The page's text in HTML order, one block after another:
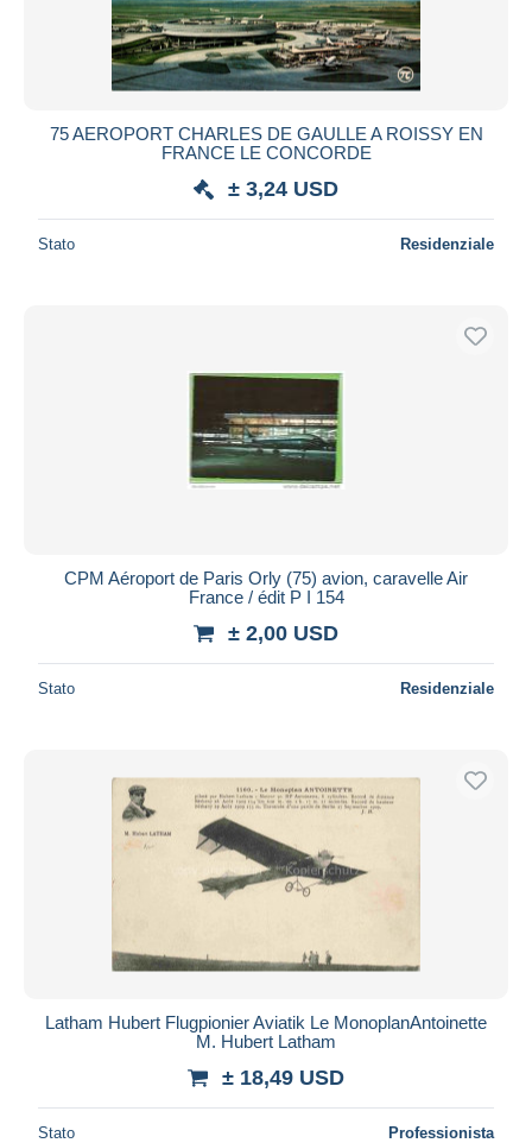
75 AEROPORT CHARLES DE GAULLE A ROISSY EN
FRANCE LE CONCORDE
± 3,24 USD
Stato Residenziale
CPM Aéroport de Paris Orly (75) avion, caravelle Air
France / édit P I 154
± 2,00 USD
Stato Residenziale
Latham Hubert Flugpionier Aviatik Le MonoplanAntoinette
M. Hubert Latham
± 18,49 USD
Stato Professionista